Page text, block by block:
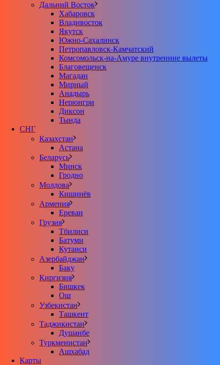
Дальний Восток
Хабаровск
Владивосток
Якутск
Южно-Сахалинск
Петропавловск-Камчатский
Комсомольск-на-Амуре внутренние вылеты
Благовещенск
Магадан
Мирный
Анадырь
Нерюнгри
Диксон
Тында
СНГ
Казахстан
Астана
Беларусь
Минск
Гродно
Молдова
Кишинёв
Армения
Ереван
Грузия
Тбилиси
Батуми
Кутаиси
Азербайджан
Баку
Киргизия
Бишкек
Ош
Узбекистан
Ташкент
Таджикистан
Душанбе
Туркменистан
Ашхабад
Карты